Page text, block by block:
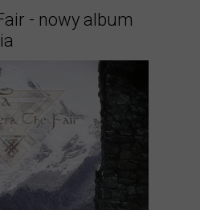
- nowy album